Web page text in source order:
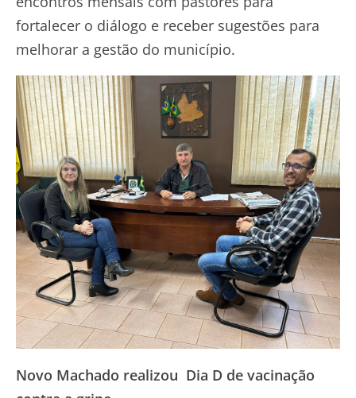
fortalecer o diálogo e receber sugestões para
melhorar a gestão do município.
Novo Machado realizou Dia D de vacinação